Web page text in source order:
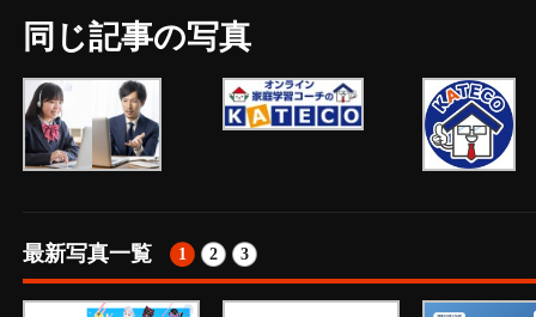
同じ記事の写真
最新写真一覧 1 2 3